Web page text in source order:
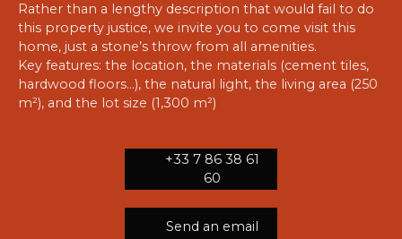
Rather than a lengthy description that would fail to do
this property justice, we invite you to come visit this
home, just a stone’s throw from all amenities.
Key features: the location, the materials (cement tiles,
hardwood floors…), the natural light, the living area (250
m²), and the lot size (1,300 m²)
+33 7 86 38 61
60
Send an email